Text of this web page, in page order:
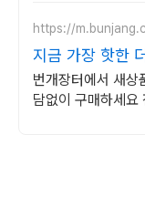
https://
지금 가장 핫한
랜드 중고거래
번개장터에서 새상
담없이 구매하세요